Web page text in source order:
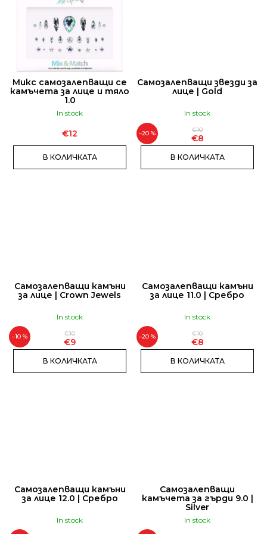
Микс самозалепващи се
камъчета за лице и тяло
1.0
In stock
€12
В КОЛИЧКАТА
–20 %
Самозалепващи звезди за
лице | Gold
In stock
€10
€8
В КОЛИЧКАТА
–10 %
Самозалепващи камъни
за лице | Crown Jewels
In stock
€10
€9
В КОЛИЧКАТА
–20 %
Самозалепващи камъни
за лице 11.0 | Сребро
In stock
€10
€8
В КОЛИЧКАТА
Самозалепващи камъни
за лице 12.0 | Сребро
In stock
Самозалепващи
камъчета за гърди 9.0 |
Silver
In stock